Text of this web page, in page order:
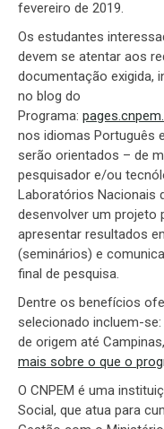
fevereiro de 2019.
Os estudantes
devem se atentar aos
documentação exigida,
no blog do
Programa:
nos idiomas Português
serão orientados – de
pesquisador e/ou
Laboratórios Nacionais
desenvolver um projeto
apresentar resultados
(seminários) e
final de pesquisa.
Dentre os benefícios
selecionado incluem-
de origem até
mais sobre o que o
O CNPEM é uma
Social, que atua para